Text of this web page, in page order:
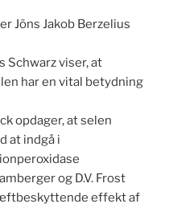
Jöns Jakob Berzelius
Schwarz viser, at
har en vital betydning
opdager, at selen
at indgå i
og D.V. Frost
effekt af